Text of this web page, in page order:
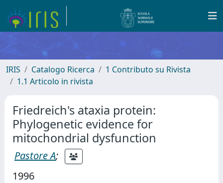
IRIS Catalogo Ricerca
1 Contributo su Rivista
1.1 Articolo in rivista
Friedreich's ataxia protein:
Phylogenetic evidence for
mitochondrial dysfunction
Pastore A;
1996